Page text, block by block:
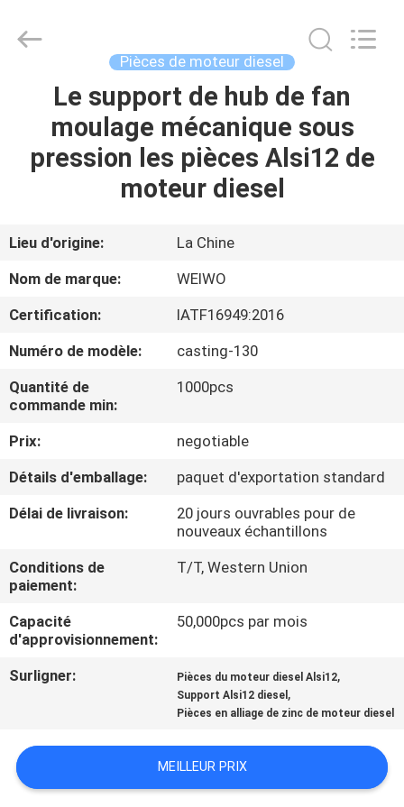
MAISON
PRODUITS
SUJET
DE
NOUS
VISITE
D'USINE
CONTRÔLE
DE
QUALITÉ
CONTACTEZ-
NOUS
DEMANDEZ
UNE
PLAN
Electromechanical
Tech
Pièces de moteur diesel
Le support de hub de fan
moulage mécanique sous
pression les pièces Alsi12 de
moteur diesel
Lieu d'origine:
La Chine
Nom de marque:
WEIWO
Certification:
IATF16949:2016
Numéro de modèle:
casting-130
Quantité de
commande min:
1000pcs
Prix:
negotiable
Détails d'emballage:
paquet d'exportation standard
Délai de livraison:
20 jours ouvrables pour de
nouveaux échantillons
Conditions de
paiement:
T/T, Western Union
Capacité
d'approvisionnement:
50,000pcs par mois
Surligner: Pièces du moteur diesel Alsi12,
Support Alsi12 diesel ,
Pièces en alliage de zinc de moteur diesel
MEILLEUR PRIX